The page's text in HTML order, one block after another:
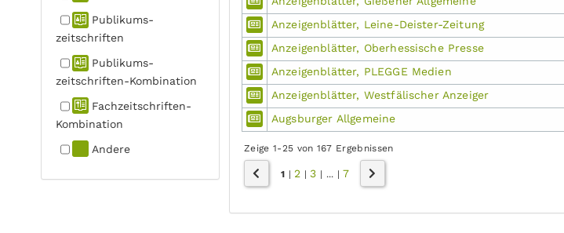
Publikums­
zeitschriften
Publikums­
zeitschriften-Kombination
Fachzeit­schriften-
Kombination
Andere
Anzeigenblätter, Leine-Deister-Zeitung
Anzeigenblätter, Oberhessische Presse
Anzeigenblätter, PLEGGE Medien
Anzeigenblätter, Westfälischer Anzeiger
Augsburger Allgemeine
Zeige 1-25 von 167 Ergebnissen
1 | 2 |3 | ... |7